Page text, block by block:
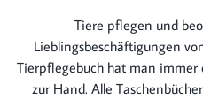
Tiere pflegen und
Lieblingsbeschäftigungen
Tierpflegebuch hat man
zur Hand. Alle